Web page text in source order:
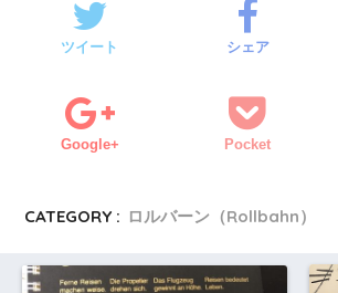
ツイート シェア
Google+ Pocket
CATEGORY : ロルバーン（Rollbahn）